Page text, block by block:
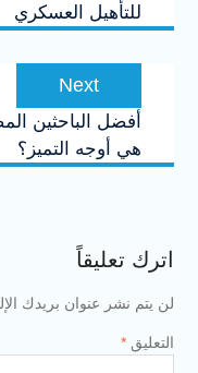
للتأهيل العسكري
Next
أفضل الباحثين
هي أوجه التميز؟
اترك تعليقاً
لن يتم نشر عنوان بريدك
التعليق *